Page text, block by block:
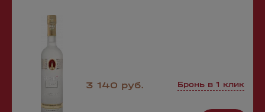
3 140 руб. Бронь в 1 клик